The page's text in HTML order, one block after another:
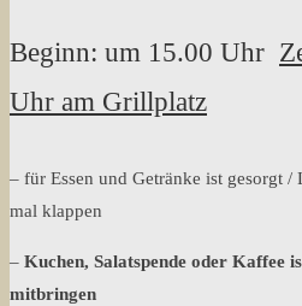
Beginn: um 15.00 Uhr
Uhr am Grillplatz
– für Essen und Getränke ist gesorgt /
mal klappen
– Kuchen, Salatspende oder Kaffee
mitbringen